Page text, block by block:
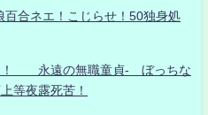
百合ネエ！こじらせ！50独身処
！ 永遠の無職童貞- ぼっちな
等夜露死苦！